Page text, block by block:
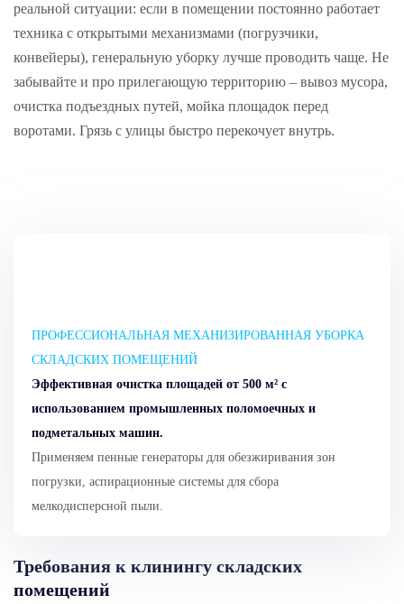
реальной ситуации: если в помещении постоянно работает
техника с открытыми механизмами (погрузчики,
конвейеры), генеральную уборку лучше проводить чаще. Не
забывайте и про прилегающую территорию – вывоз мусора,
очистка подъездных путей, мойка площадок перед
воротами. Грязь с улицы быстро перекочует внутрь.
ПРОФЕССИОНАЛЬНАЯ МЕХАНИЗИРОВАННАЯ УБОРКА
СКЛАДСКИХ ПОМЕЩЕНИЙ
Эффективная очистка площадей от 500 м² с
использованием промышленных поломоечных и
подметальных машин.
Применяем пенные генераторы для обезжиривания зон
погрузки, аспирационные системы для сбора
мелкодисперсной пыли.
Требования к клинингу складских
помещений